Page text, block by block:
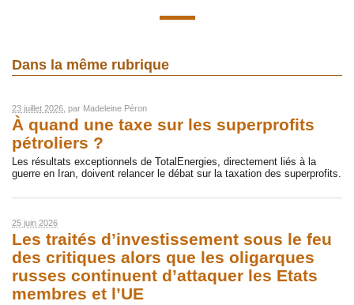
Dans la même rubrique
23 juillet 2026 , par Madeleine Péron
À quand une taxe sur les superprofits
pétroliers ?
Les résultats exceptionnels de TotalEnergies, directement liés à la
guerre en Iran, doivent relancer le débat sur la taxation des superprofits.
25 juin 2026
Les traités d’investissement sous le feu
des critiques alors que les oligarques
russes continuent d’attaquer les Etats
membres et l’UE